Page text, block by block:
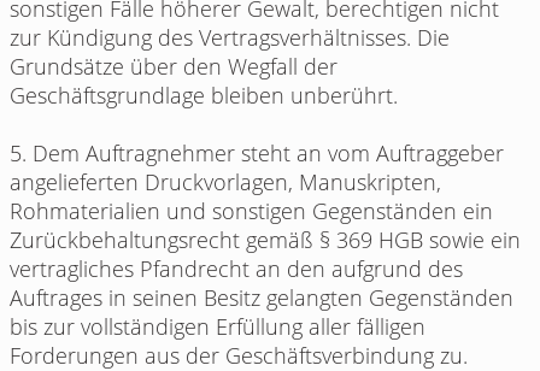
sonstigen Fälle höherer Gewalt, berechtigen nicht
zur Kündigung des Vertragsverhältnisses. Die
Grundsätze über den Wegfall der
Geschäftsgrundlage bleiben unberührt.
5. Dem Auftragnehmer steht an vom Auftraggeber
angelieferten Druckvorlagen, Manuskripten,
Rohmaterialien und sonstigen Gegenständen ein
Zurückbehaltungsrecht gemäß § 369 HGB sowie ein
vertragliches Pfandrecht an den aufgrund des
Auftrages in seinen Besitz gelangten Gegenständen
bis zur vollständigen Erfüllung aller fälligen
Forderungen aus der Geschäftsverbindung zu.